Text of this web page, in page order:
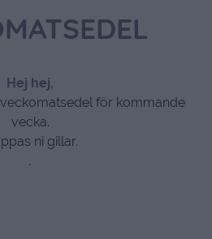
Hej hej,
för kommande
vecka.
ni gillar.
.